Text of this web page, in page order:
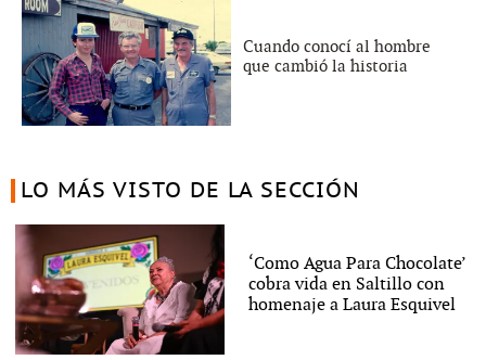
Cuando conocí al hombre
que cambió la historia
LO MÁS VISTO DE LA SECCIÓN
‘Como Agua Para Chocolate’
cobra vida en Saltillo con
homenaje a Laura Esquivel